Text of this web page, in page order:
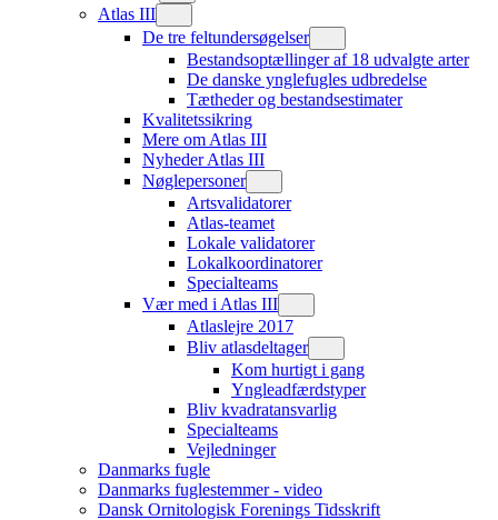
Atlas III
De tre feltundersøgelser
Bestandsoptællinger af 18 udvalgte arter
De danske ynglefugles udbredelse
Tætheder og bestandsestimater
Kvalitetssikring
Mere om Atlas III
Nyheder Atlas III
Nøglepersoner
Artsvalidatorer
Atlas-teamet
Lokale validatorer
Lokalkoordinatorer
Specialteams
Vær med i Atlas III
Atlaslejre 2017
Bliv atlasdeltager
Kom hurtigt i gang
Yngleadfærdstyper
Bliv kvadratansvarlig
Specialteams
Vejledninger
Danmarks fugle
Danmarks fuglestemmer - video
Dansk Ornitologisk Forenings Tidsskrift